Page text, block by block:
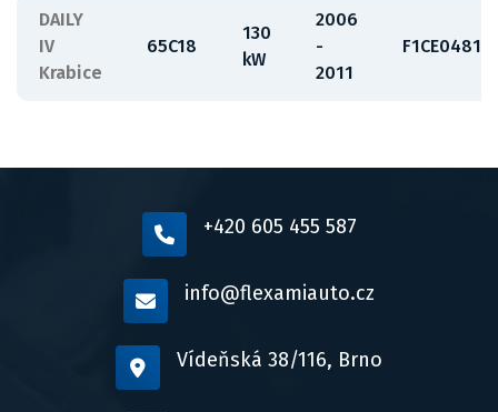
DAILY
IV
Krabice
65C18
130
kW
2006
-
2011
F1CE0481H
+420 605 455 587
info@flexamiauto.cz
Vídeňská 38/116, Brno